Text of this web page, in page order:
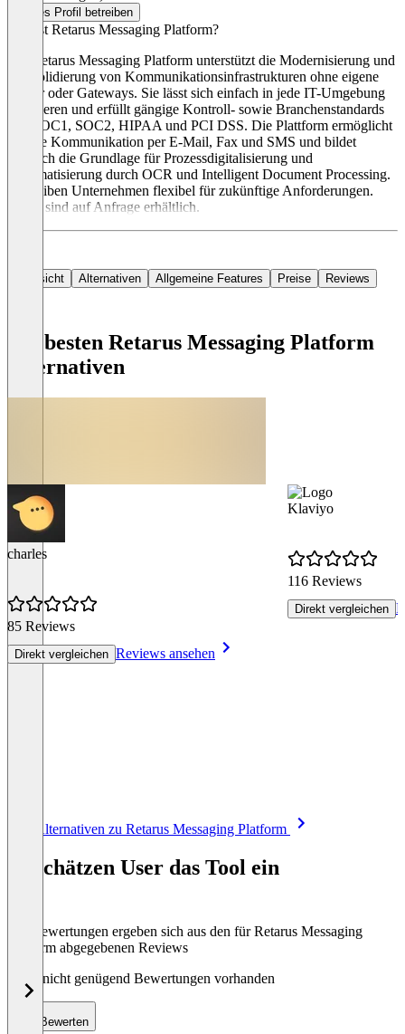
Dieses Profil betreiben
Was ist Retarus Messaging Platform?
Die Retarus Messaging Platform unterstützt die Modernisierung und
Konsolidierung von Kommunikationsinfrastrukturen ohne eigene
Server oder Gateways. Sie lässt sich einfach in jede IT-Umgebung
integrieren und erfüllt gängige Kontroll- sowie Branchenstandards
wie SOC1, SOC2, HIPAA und PCI DSS. Die Plattform ermöglicht
sichere Kommunikation per E-Mail, Fax und SMS und bildet
zugleich die Grundlage für Prozessdigitalisierung und
Automatisierung durch OCR und Intelligent Document Processing.
So bleiben Unternehmen flexibel für zukünftige Anforderungen.
Preise sind auf Anfrage erhältlich.
Übersicht Alternativen Allgemeine Features Preise Reviews
Die besten Retarus Messaging Platform
Alternativen
charles
85 Reviews
Direkt vergleichen Reviews ansehen
Klaviyo
116 Reviews
Direkt vergleichen
Alle Alternativen zu Retarus Messaging Platform
So schätzen User das Tool ein
Die Bewertungen ergeben sich aus den für Retarus Messaging
Platform abgegebenen Reviews
Noch nicht genügend Bewertungen vorhanden
Bewerten